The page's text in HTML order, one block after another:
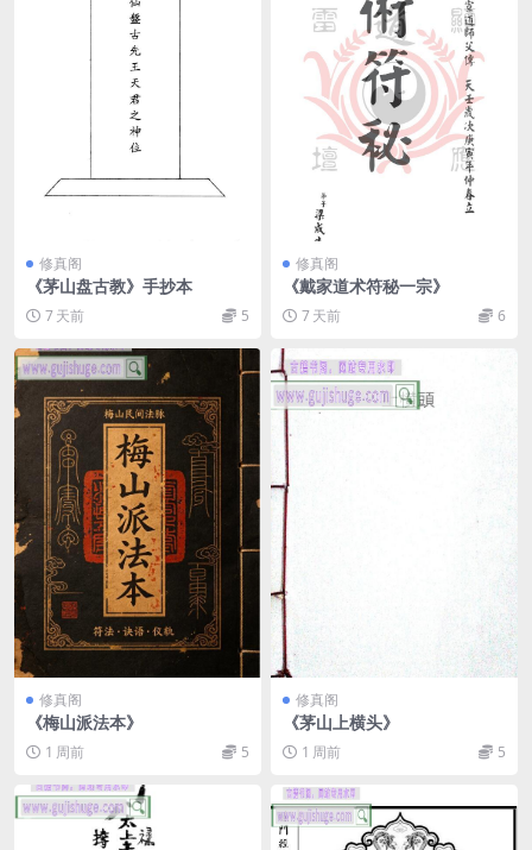
修真阁
《茅山盘古教》手抄本
7 天前 5
修真阁
《戴家道术符秘一宗》
7 天前 6
修真阁
《梅山派法本》
1 周前 5
修真阁
《茅山上横头》
1 周前 5